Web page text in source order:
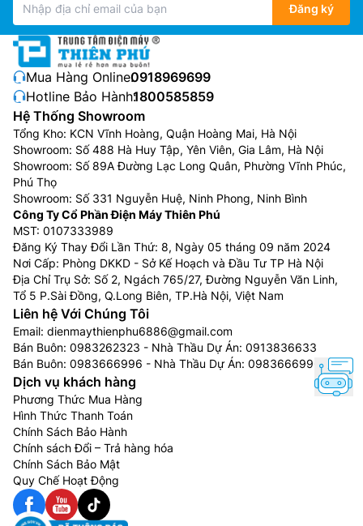
Đăng ký
Mua Hàng Online:0918969699
Hotline Bảo Hành:1800585859
Hệ Thống Showroom
Tổng Kho: KCN Vĩnh Hoàng, Quận Hoàng Mai, Hà Nội
Showroom: Số 488 Hà Huy Tập, Yên Viên, Gia Lâm, Hà Nội
Showroom: Số 89A Đường Lạc Long Quân, Phường Vĩnh Phúc,
Phú Thọ
Showroom: Số 331 Nguyễn Huệ, Ninh Phong, Ninh Bình
Công Ty Cổ Phần Điện Máy Thiên Phú
MST: 0107333989
Đăng Ký Thay Đổi Lần Thứ: 8, Ngày 05 tháng 09 năm 2024
Nơi Cấp: Phòng DKKD - Sở Kế Hoạch và Đầu Tư TP Hà Nội
Địa Chỉ Trụ Sở: Số 2, Ngách 765/27, Đường Nguyễn Văn Linh,
Tổ 5 P.Sài Đồng, Q.Long Biên, TP.Hà Nội, Việt Nam
Liên hệ Với Chúng Tôi
Email: dienmaythienphu6886@gmail.com
Bán Buôn: 0983262323 - Nhà Thầu Dự Án: 0913836633
Bán Buôn: 0983666996 - Nhà Thầu Dự Án: 0983666996
Dịch vụ khách hàng
Phương Thức Mua Hàng
Hình Thức Thanh Toán
Chính Sách Bảo Hành
Chính sách Đổi – Trả hàng hóa
Chính Sách Bảo Mật
Quy Chế Hoạt Động